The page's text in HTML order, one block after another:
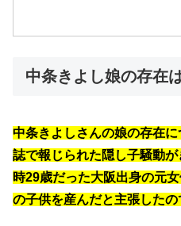
中条きよし娘の存在
中条きよしさんの娘の存在
誌で報じられた隠し子騒動
時29歳だった大阪出身の元
の子供を産んだと主張したの